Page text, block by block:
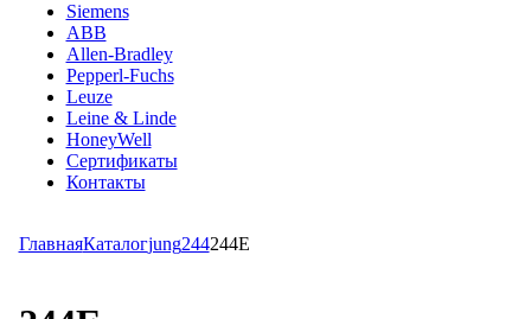
Siemens
ABB
Allen-Bradley
Pepperl-Fuchs
Leuze
Leine & Linde
HoneyWell
Сертификаты
Контакты
ГлавнаяКаталогjung244244E